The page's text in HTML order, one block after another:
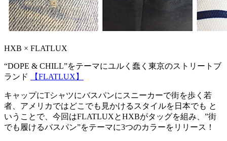
HXB × FLATLUX
“DOPE & CHILL”をテーマにユルく蠢く東京のストリートブ
ランド
【FLATLUX】
キャップにTシャツにバスパンにスニーカーで街を歩く若
者、アメリカではどこでも見かけるスタイルを日本でも と
いうことで、今回はFLATLUXとHXBがタッグを組み、”街
でも履けるバスパン”をテーマに3つのカラーをリリース！